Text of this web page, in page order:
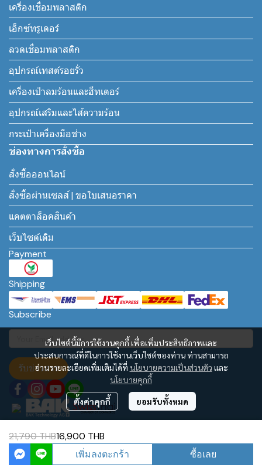
21,790 THB16,900 THB
เพิ่มลงตะกร้า ซื้อเลย
เว็บไซต์นี้มีการใช้งานคุกกี้ เพื่อเพิ่มประสิทธิภาพและ
ประสบการณ์ที่ดีในการใช้งานเว็บไซต์ของท่าน ท่านสามารถ
อ่านรายละเอียดเพิ่มเติมได้ที่ นโยบายความเป็นส่วนตัว และ
นโยบายคุกกี้
ตั้งค่าคุกกี้ ยอมรับทั้งหมด
เครื่องเชื่อมพลาสติก
เอ็กซ์ทรูเดอร์
ลวดเชื่อมพลาสติก
อุปกรณ์เทสต์รอยรั่ว
เครื่องเป่าลมร้อนและฮีทเตอร์
อุปกรณ์เสริมและไส้ความร้อน
กระเป๋าเครื่องมือช่าง
ช่องทางการสั่งซื้อ
สั่งซื้อออนไลน์
สั่งซื้อผ่านเซลส์ | ขอใบเสนอราคา
แคตตาล็อคสินค้า
เว็บไซต์เดิม
Payment
Shipping
Subscribe
รับข่าวสาร
BAK Technology AG – Asia Regional Office